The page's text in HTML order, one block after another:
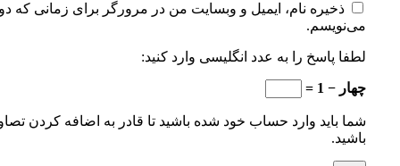
ذخیره نام، ایمیل و وبسایت من در مرورگر برای زمانی که
می‌نویسم.
لطفا پاسخ را به عدد انگلیسی وارد کنید:
چهار − 1 =
شما باید وارد حساب خود شده باشید تا قادر به اضافه کردن
باشید.